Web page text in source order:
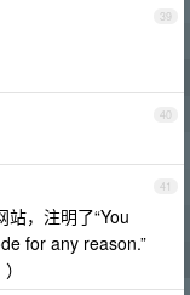
39
40
41
，注明了“You
for any reason.”